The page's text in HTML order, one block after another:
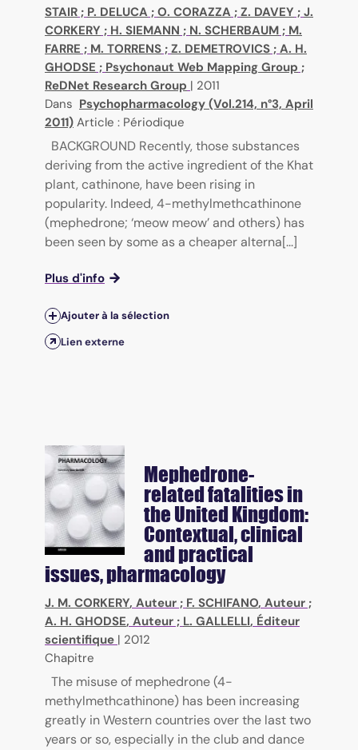
STAIR ; P. DELUCA ; O. CORAZZA ; Z. DAVEY ; J.
CORKERY ; H. SIEMANN ; N. SCHERBAUM ; M.
FARRE ; M. TORRENS ; Z. DEMETROVICS ; A. H.
GHODSE ; Psychonaut Web Mapping Group ;
ReDNet Research Group | 2011
Dans Psychopharmacology (Vol.214, n°3, April
2011) Article : Périodique
BACKGROUND Recently, those substances
deriving from the active ingredient of the Khat
plant, cathinone, have been rising in
popularity. Indeed, 4-methylmethcathinone
(mephedrone; ‘meow meow’ and others) has
been seen by some as a cheaper alterna[...]
Plus d'info
Ajouter à la sélection
Lien externe
Mephedrone-
related fatalities in
the United Kingdom:
Contextual, clinical
and practical
issues, pharmacology
J. M. CORKERY, Auteur ; F. SCHIFANO, Auteur ;
A. H. GHODSE, Auteur ; L. GALLELLI, Éditeur
scientifique | 2012
Chapitre
The misuse of mephedrone (4-
methylmethcathinone) has been increasing
greatly in Western countries over the last two
years or so, especially in the club and dance